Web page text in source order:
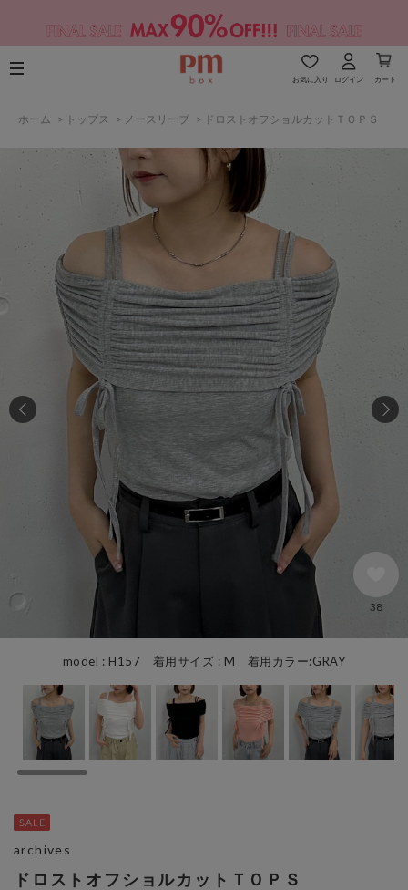
お気に入り ログイン カート
ホーム > トップス > ノースリーブ > ドロストオフショルカットＴＯＰＳ
model : H157 着用サイズ : M 着用カラー:GRAY
38
ドロストオフショルカットＴＯＰＳ
archives